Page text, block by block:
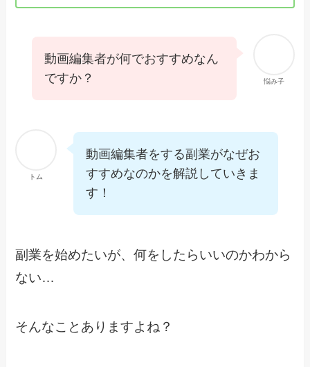
悩み子
動画編集者が何でおすすめなん
ですか？
トム
動画編集者をする副業がなぜお
すすめなのかを解説していきま
す！
副業を始めたいが、何をしたらいいのかわから
ない…
そんなことありますよね？